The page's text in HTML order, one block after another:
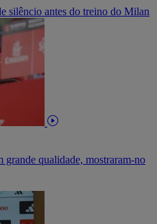
silêncio antes do treino do Milan
grande qualidade, mostraram-no